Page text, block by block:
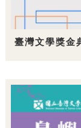
臺灣文學獎金